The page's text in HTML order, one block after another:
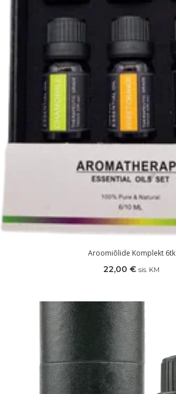
Aroomiõlide Komplekt 6tk
22,00 € sis. KM